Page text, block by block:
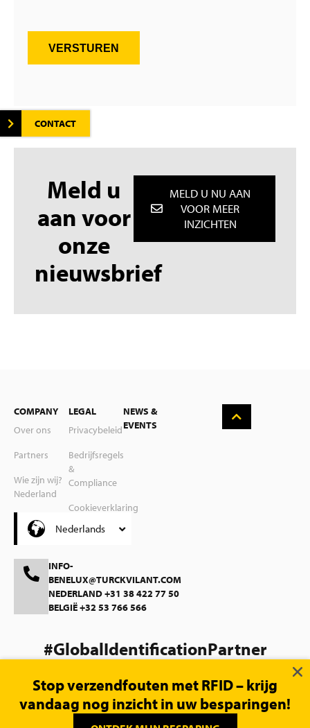
CONTACT
VERSTUREN
Meld u
aan voor
onze
nieuwsbrief
MELD U NU AAN
VOOR MEER
INZICHTEN
COMPANY
Over ons
Partners
Wie zijn wij?
Nederland
Wie zijn wij?
België
LEGAL
Privacybeleid
Bedrijfsregels
&
Compliance
Cookieverklaring
NEWS &
EVENTS
Nederlands
Deutsch
Svenska
Polski
Čeština
INFO-
BENELUX@TURCKVILANT.COM
NEDERLAND +31 38 422 77 50
BELGIË +32 53 766 566
#GlobalIdentificationPartner
© 2026 Turck Vilant Systems |Website magic by
Stop verzendfouten met RFID – krijg
vandaag nog inzicht in uw besparingen!